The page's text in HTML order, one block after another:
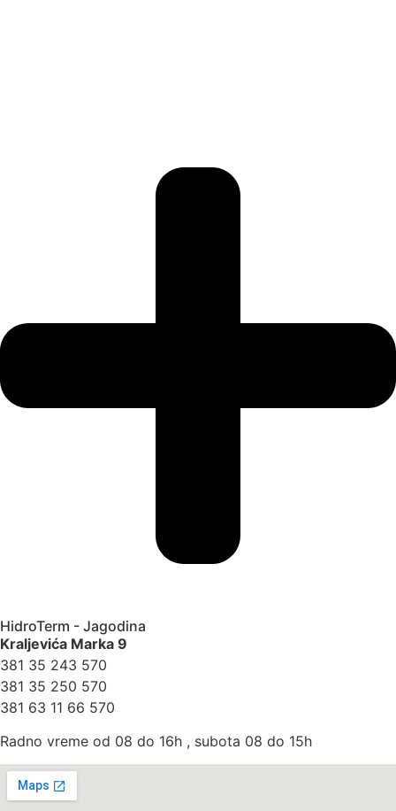
HidroTerm - Jagodina
Kraljevića Marka 9
381 35 243 570
381 35 250 570
381 63 11 66 570
Radno vreme od 08 do 16h , subota 08 do 15h